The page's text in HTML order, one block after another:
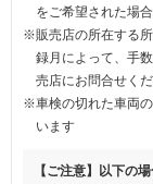
をご希望された場
※販売店の所在する
録月によって、手
売店にお問合せく
※車検の切れた車両
います
【ご注意】以下の